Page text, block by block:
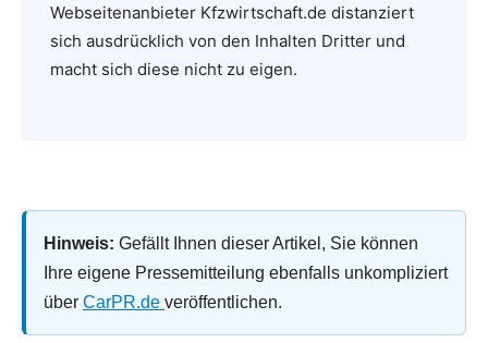
Webseitenanbieter Kfzwirtschaft.de distanziert
sich ausdrücklich von den Inhalten Dritter und
macht sich diese nicht zu eigen.
Hinweis: Gefällt Ihnen dieser Artikel, Sie können
Ihre eigene Pressemitteilung ebenfalls unkompliziert
über CarPR.de veröffentlichen.